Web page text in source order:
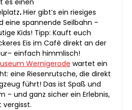
.Hier gibt’s ein riesiges
eine spannende Seilbahn –
Kids! Tipp: Kauft euch
Eis im Café direkt an der
einfach himmlisch!
Wernigerode wartet ein
eine Riesenrutsche, die direkt
führt! Das ist Spaß und
– und ganz sicher ein Erlebnis,